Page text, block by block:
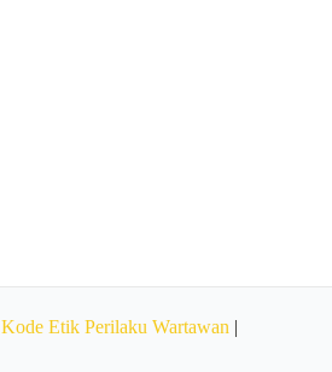
Kode Etik Perilaku Wartawan |